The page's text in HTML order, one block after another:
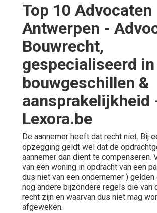
Top 10 Advocaten
Antwerpen -
Bouwrecht,
gespecialiseerd in
bouwgeschillen &
aansprakelijkheid
Lexora.be
De aannemer heeft dat recht niet. Bij
opzegging geldt wel dat de
aannemer dan dient te compenseren.
van een woning in opdracht van een
dus niet van een ondernemer ) gelden
nog andere bijzondere regels die van
recht zijn en waarvan dus niet mag
afgeweken.